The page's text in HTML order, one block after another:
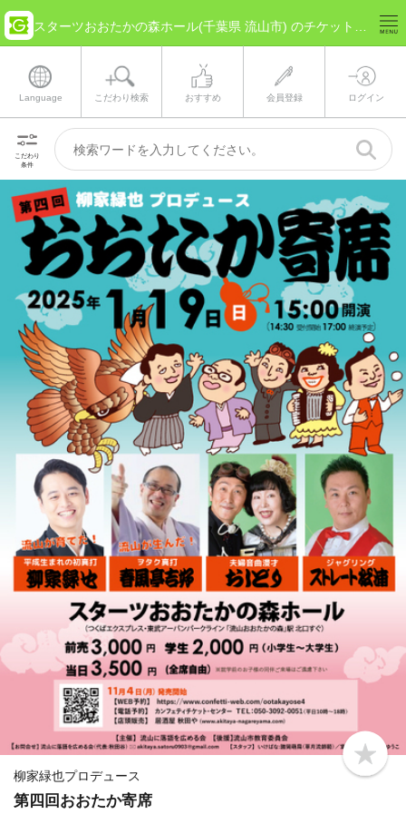
Language こだわり検索 おすすめ 会員登録 ログイン
こだわり
条件
b
o
柳家緑也プロデュース
第四回おおたか寄席